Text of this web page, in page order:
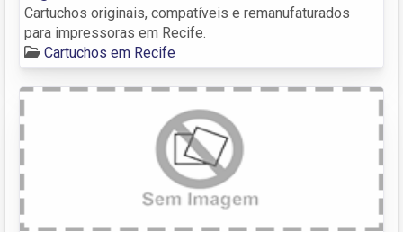
Cartuchos originais, compatíveis e remanufaturados
para impressoras em Recife.
Cartuchos em Recife